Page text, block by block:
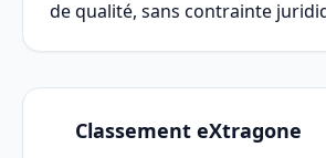
de qualité, sans contrainte
Classement eXtragone